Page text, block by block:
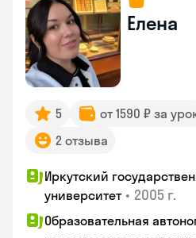
Елена
5 от 1590 ₽ за
2 отзыва
Иркутский
университет • 2005 г.
Образовательная